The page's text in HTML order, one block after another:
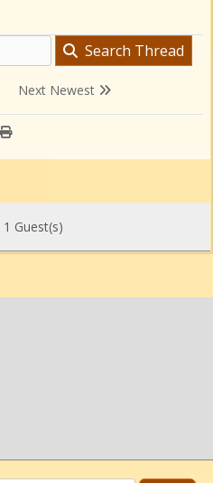
Search Thread
Next Newest
1 Guest(s)